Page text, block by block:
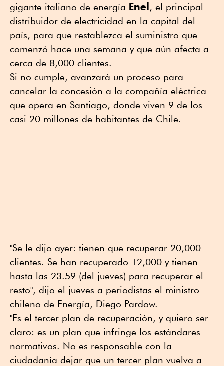
gigante italiano de energía Enel, el principal
distribuidor de electricidad en la capital del
país, para que restablezca el suministro que
comenzó hace una semana y que aún afecta a
cerca de 8,000 clientes.
Si no cumple, avanzará un proceso para
cancelar la concesión a la compañía eléctrica
que opera en Santiago, donde viven 9 de los
casi 20 millones de habitantes de Chile.
"Se le dijo ayer: tienen que recuperar 20,000
clientes. Se han recuperado 12,000 y tienen
hasta las 23.59 (del jueves) para recuperar el
resto", dijo el jueves a periodistas el ministro
chileno de Energía, Diego Pardow.
"Es el tercer plan de recuperación, y quiero ser
claro: es un plan que infringe los estándares
normativos. No es responsable con la
ciudadanía dejar que un tercer plan vuelva a